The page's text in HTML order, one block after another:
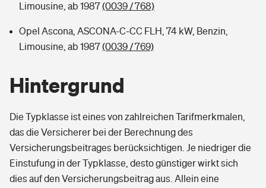
Limousine, ab 1987(0039 / 768)
Opel Ascona, ASCONA-C-CC FLH, 74 kW, Benzin,
Limousine, ab 1987(0039 / 769)
Hintergrund
Die Typklasse ist eines von zahlreichen Tarifmerkmalen,
das die Versicherer bei der Berechnung des
Versicherungsbeitrages berücksichtigen. Je niedriger die
Einstufung in der Typklasse, desto günstiger wirkt sich
dies auf den Versicherungsbeitrag aus. Allein eine